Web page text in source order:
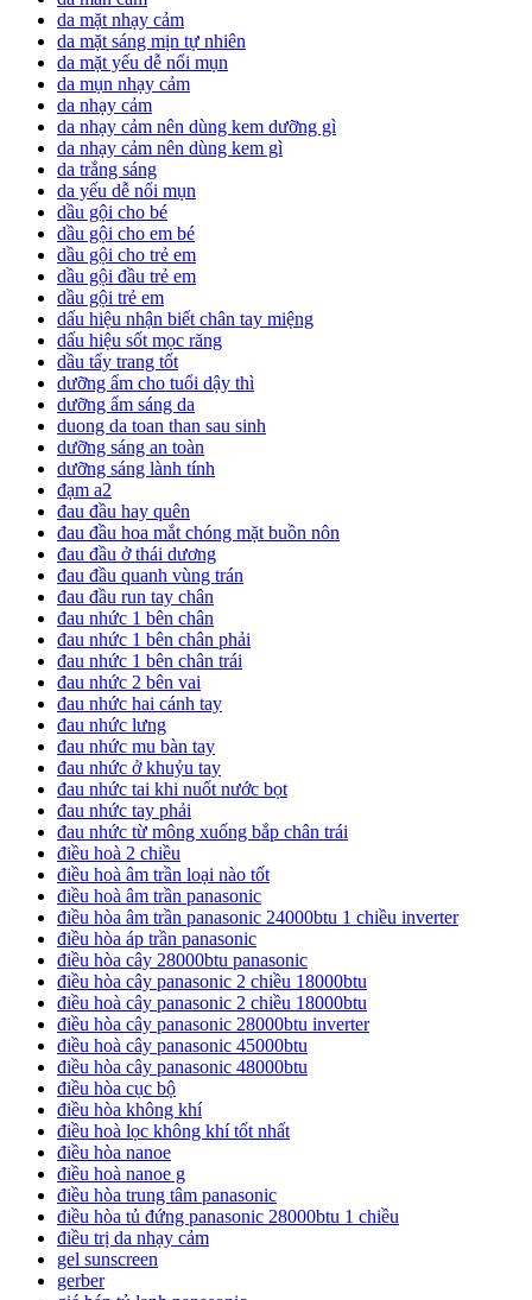
da mặt nhạy cảm
da mặt sáng mịn tự nhiên
da mặt yếu dễ nổi mụn
da mụn nhạy cảm
da nhạy cảm
da nhạy cảm nên dùng kem dưỡng gì
da nhạy cảm nên dùng kem gì
da trắng sáng
da yếu dễ nổi mụn
dầu gội cho bé
dầu gội cho em bé
dầu gội cho trẻ em
dầu gội đầu trẻ em
dầu gội trẻ em
dấu hiệu nhận biết chân tay miệng
dấu hiệu sốt mọc răng
dầu tẩy trang tốt
dưỡng ẩm cho tuổi dậy thì
dưỡng ẩm sáng da
duong da toan than sau sinh
dưỡng sáng an toàn
dưỡng sáng lành tính
đạm a2
đau đầu hay quên
đau đầu hoa mắt chóng mặt buồn nôn
đau đầu ở thái dương
đau đầu quanh vùng trán
đau đầu run tay chân
đau nhức 1 bên chân
đau nhức 1 bên chân phải
đau nhức 1 bên chân trái
đau nhức 2 bên vai
đau nhức hai cánh tay
đau nhức lưng
đau nhức mu bàn tay
đau nhức ở khuỷu tay
đau nhức tai khi nuốt nước bọt
đau nhức tay phải
đau nhức từ mông xuống bắp chân trái
điều hoà 2 chiều
điều hoà âm trần loại nào tốt
điều hoà âm trần panasonic
điều hòa âm trần panasonic 24000btu 1 chiều inverter
điều hòa áp trần panasonic
điều hòa cây 28000btu panasonic
điều hòa cây panasonic 2 chiều 18000btu
điều hoà cây panasonic 2 chiều 18000btu
điều hòa cây panasonic 28000btu inverter
điều hoà cây panasonic 45000btu
điều hòa cây panasonic 48000btu
điều hòa cục bộ
điều hòa không khí
điều hoà lọc không khí tốt nhất
điều hòa nanoe
điều hoà nanoe g
điều hòa trung tâm panasonic
điều hòa tủ đứng panasonic 28000btu 1 chiều
điều trị da nhạy cảm
gel sunscreen
gerber